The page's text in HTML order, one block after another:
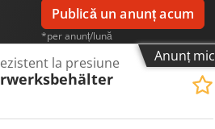
Publică un anunț acum
*per anunț/lună
Anunț mic
la presiune